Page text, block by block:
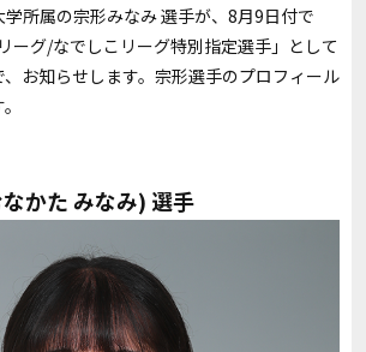
所属の宗形みなみ 選手が、8月9日付で
ーグ/なでしこリーグ特別指定選手」として
お知らせします。宗形選手のプロフィール
かた みなみ) 選手